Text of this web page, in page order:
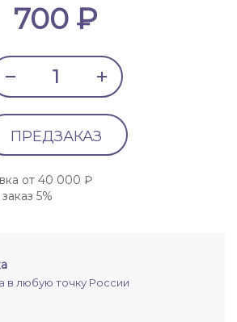
700 ₽
ПРЕДЗАКАЗ
от 40 000 ₽
5%
в любую точку России